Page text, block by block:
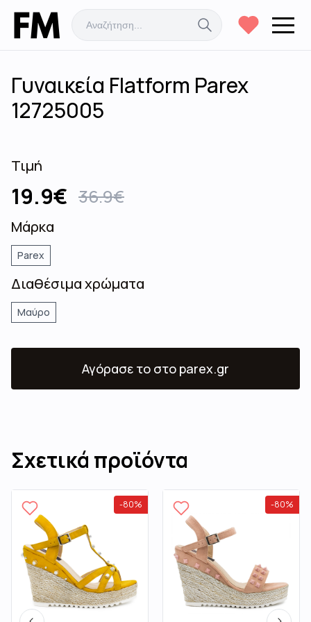
Γυναικεία Flatform Parex
12725005
Τιμή
19.9€ 36.9€
Μάρκα
Parex
Διαθέσιμα χρώματα
Μαύρο
Αγόρασε το στο parex.gr
Σχετικά προϊόντα
-80% -80%